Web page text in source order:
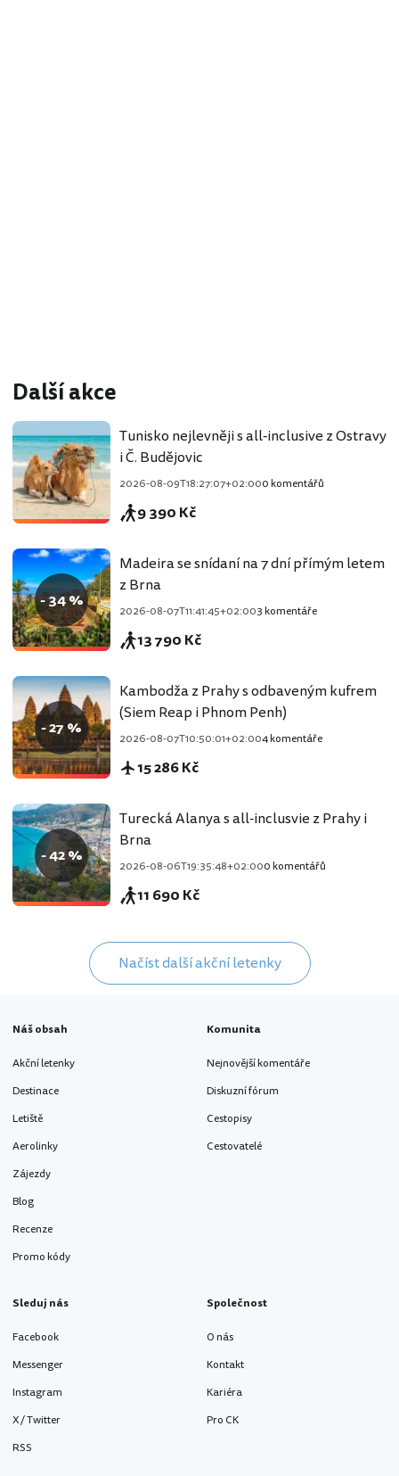
Další akce
Tunisko nejlevněji s all-inclusive z Ostravy
i Č. Budějovic
2026-08-09T18:27:07+02:000 komentářů
9 390 Kč
- 34 %
Madeira se snídaní na 7 dní přímým letem
z Brna
2026-08-07T11:41:45+02:003 komentáře
13 790 Kč
- 27 %
Kambodža z Prahy s odbaveným kufrem
(Siem Reap i Phnom Penh)
2026-08-07T10:50:01+02:004 komentáře
15 286 Kč
- 42 %
Turecká Alanya s all-inclusvie z Prahy i
Brna
2026-08-06T19:35:48+02:000 komentářů
11 690 Kč
Načíst další akční letenky
Náš obsah
Akční letenky
Destinace
Letiště
Aerolinky
Zájezdy
Blog
Recenze
Promo kódy
Komunita
Nejnovější komentáře
Diskuzní fórum
Cestopisy
Cestovatelé
Sleduj nás
Facebook
Messenger
Instagram
X / Twitter
RSS
Společnost
O nás
Kontakt
Kariéra
Pro CK